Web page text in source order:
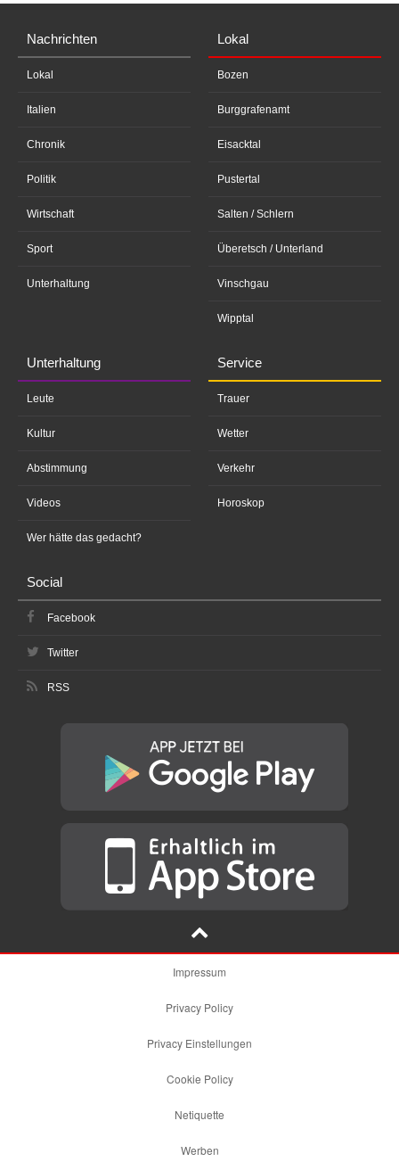
Nachrichten
Lokal
Italien
Chronik
Politik
Wirtschaft
Sport
Unterhaltung
Lokal
Bozen
Burggrafenamt
Eisacktal
Pustertal
Salten / Schlern
Überetsch / Unterland
Vinschgau
Wipptal
Unterhaltung
Leute
Kultur
Abstimmung
Videos
Wer hätte das gedacht?
Service
Trauer
Wetter
Verkehr
Horoskop
Social
Facebook
Twitter
RSS
Impressum
Privacy Policy
Privacy Einstellungen
Cookie Policy
Netiquette
Werben